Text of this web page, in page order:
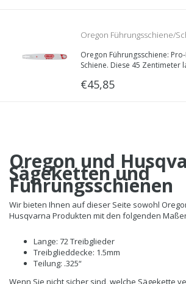
Oregon Führungsschiene/
45cm | 1.5mm | .325 |
Oregon Führungsschiene: Pro-
Schiene. Diese 45 Zentimeter
eine .325“ Teilung und ist
€45,85
Oregon und
Sägeketten und
Führungsschienen
Wir bieten Ihnen auf dieser Seite sowohl
Husqvarna Produkten mit den folgenden
Lange: 72 Treibglieder
Treibglieddecke: 1.5mm
Teilung: .325“
Wenn Sie nicht sicher sind, welche Sägekette